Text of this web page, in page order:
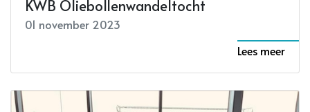
KWB Oliebollenwandeltocht
01 november 2023
Lees meer